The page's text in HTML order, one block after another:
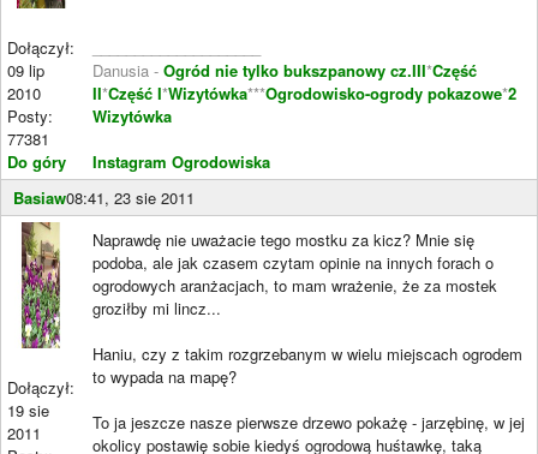
Dołączył:
09 lip
2010
Posty:
77381
Do góry
Danusia - Ogród nie tylko bukszpanowy cz.III*Część
II*Część I*Wizytówka***Ogrodowisko-ogrody pokazowe*2
Wizytówka
Instagram Ogrodowiska
Basiaw08:41, 23 sie 2011
Dołączył:
19 sie
2011
Naprawdę nie uważacie tego mostku za kicz? Mnie się
podoba, ale jak czasem czytam opinie na innych forach o
ogrodowych aranżacjach, to mam wrażenie, że za mostek
groziłby mi lincz...
Haniu, czy z takim rozgrzebanym w wielu miejscach ogrodem
to wypada na mapę?
To ja jeszcze nasze pierwsze drzewo pokażę - jarzębinę, w jej
okolicy postawię sobie kiedyś ogrodową huśtawkę, taką